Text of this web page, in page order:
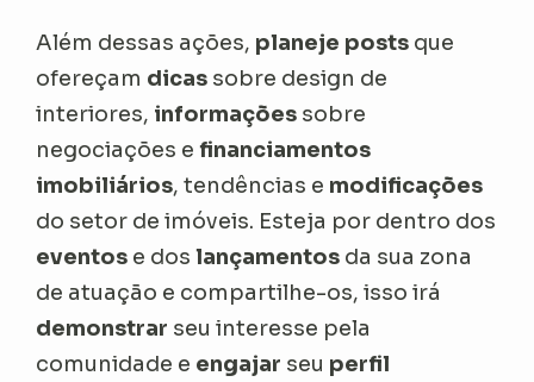
Além dessas ações, planeje posts que
ofereçam dicas sobre design de
interiores, informações sobre
negociações e financiamentos
imobiliários, tendências e modificações
do setor de imóveis. Esteja por dentro dos
eventos e dos lançamentos da sua zona
de atuação e compartilhe-os, isso irá
demonstrar seu interesse pela
comunidade e engajar seu perfil